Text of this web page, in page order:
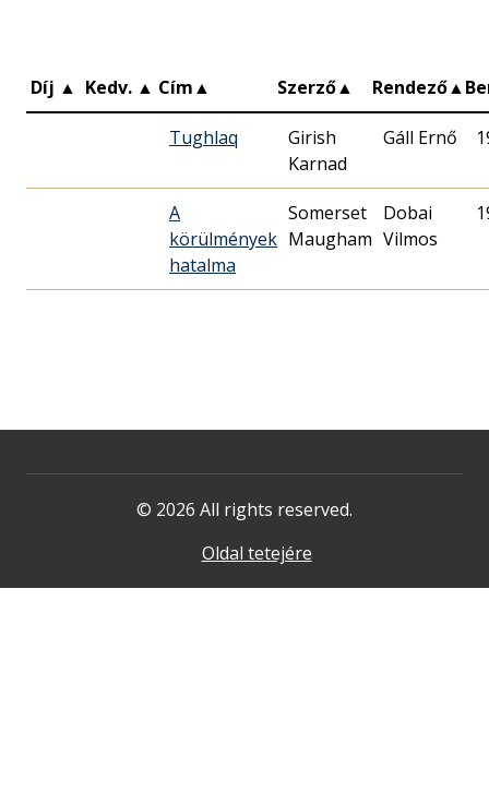
Díj ▲ Kedv. ▲ Cím▲ Szerző▲ Rendező▲
Tughlaq
Girish
Karnad
Gáll Ernő
A
körülmények
hatalma
Somerset
Maugham
Dobai
Vilmos
© 2026 All rights reserved.
Oldal tetejére